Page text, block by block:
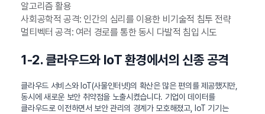
알고리즘 활용
사회공학적 공격: 인간의 심리를 이용한 비기술적 침투 전략
멀티벡터 공격: 여러 경로를 통한 동시 다발적 침입 시도
1-2. 클라우드와 IoT 환경에서의 신종 공격
클라우드 서비스와 IoT(사물인터넷)의 확산은 많은 편의를 제공했지만,
동시에 새로운 보안 취약점을 노출시켰습니다. 기업이 데이터를
클라우드로 이전하면서 보안 관리의 경계가 모호해졌고, IoT 기기는